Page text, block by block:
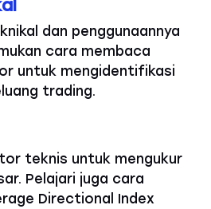
dan penggunaannya
cara membaca
untuk mengidentifikasi
trading.
teknis untuk mengukur
Pelajari juga cara
Directional Index